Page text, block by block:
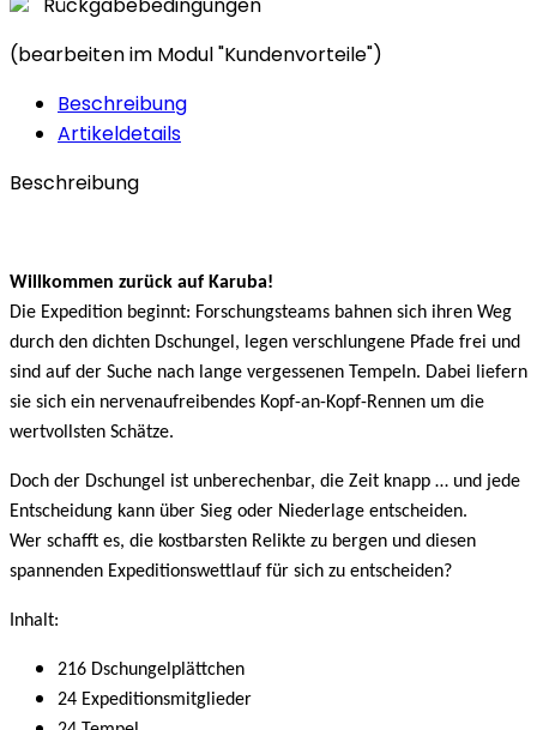
Rückgabebedingungen
(bearbeiten im Modul "Kundenvorteile")
Beschreibung
Artikeldetails
Beschreibung
Willkommen zurück auf Karuba!
Die Expedition beginnt: Forschungsteams bahnen sich ihren Weg
durch den dichten Dschungel, legen verschlungene Pfade frei und
sind auf der Suche nach lange vergessenen Tempeln. Dabei liefern
sie sich ein nervenaufreibendes Kopf-an-Kopf-Rennen um die
wertvollsten Schätze.
Doch der Dschungel ist unberechenbar, die Zeit knapp … und jede
Entscheidung kann über Sieg oder Niederlage entscheiden.
Wer schafft es, die kostbarsten Relikte zu bergen und diesen
spannenden Expeditionswettlauf für sich zu entscheiden?
Inhalt:
216 Dschungelplättchen
24 Expeditionsmitglieder